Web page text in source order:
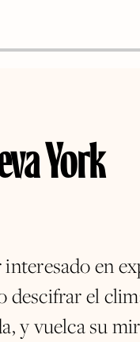
York
en
descifrar el
y vuelca su